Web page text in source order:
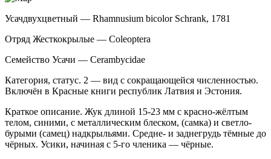
Усачдвухцветный — Rhamnusium bicolor Schrank, 1781
Отряд Жесткокрылые — Coleoptera
Семейство Усачи — Cerambycidae
Категория, статус. 2 — вид с сокращающейся численностью.
Включён в Красные книги республик Латвия и Эстония.
Краткое описание. Жук длиной 15-23 мм с красно-жёлтым
телом, синими, с металлическим бле­ском, (самка) и светло-
бурыми (самец) надкрыльями. Средне- и заднегрудь тёмные до
чёрных. Усики, на­чиная с 5-го членика — чёрные.